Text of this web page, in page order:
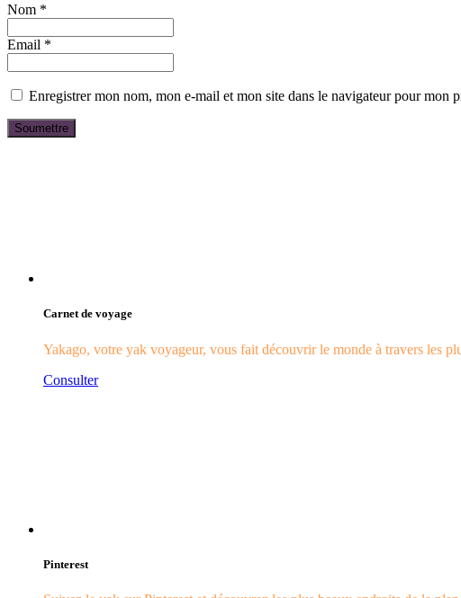
Nom *
Email *
Enregistrer mon nom, mon e-mail et mon site dans le navigateur pour mon
Carnet de voyage
Yakago, votre yak voyageur, vous fait découvrir le monde à travers les
Consulter
Pinterest